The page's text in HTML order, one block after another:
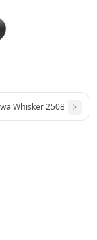
Whisker 2508